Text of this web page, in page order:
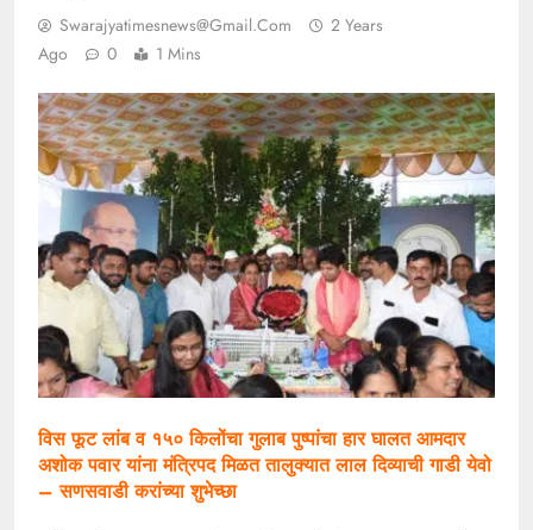
Swarajyatimesnews@gmail.com
2 Years
Ago
0 1 Mins
विस फूट लांब व १५० किलोंचा गुलाब पुष्पांचा हार घालत आमदार
अशोक पवार यांना मंत्रिपद मिळत तालुक्यात लाल दिव्याची गाडी येवो
– सणसवाडी करांच्या शुभेच्छा